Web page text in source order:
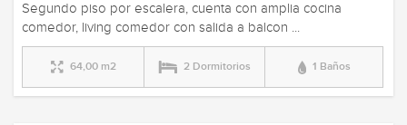
Segundo piso por escalera, cuenta con amplia cocina
comedor, living comedor con salida a balcon ...
64,00 m2 2 Dormitorios 1 Baños